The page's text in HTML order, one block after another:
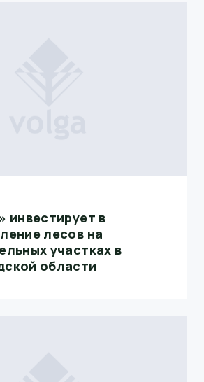
инвестирует в
лесов на
участках в
области